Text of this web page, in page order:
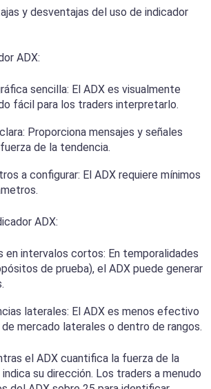
y desventajas del uso de indicador
ADX:
sencilla: El ADX es visualmente
fácil para los traders interpretarlo.
Proporciona mensajes y señales
de la tendencia.
a configurar: El ADX requiere mínimos
ADX:
en intervalos cortos: En temporalidades
de prueba), el ADX puede generar
laterales: El ADX es menos efectivo
mercado laterales o dentro de rangos.
el ADX cuantifica la fuerza de la
su dirección. Los traders a menudo